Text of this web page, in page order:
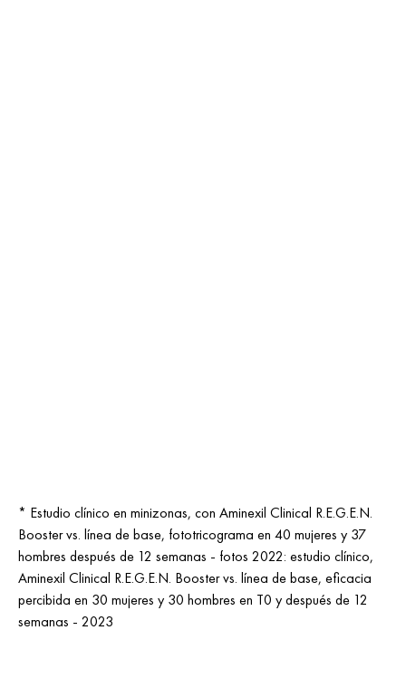
* Estudio clínico en minizonas, con Aminexil Clinical R.E.G.E.N.
Booster vs. línea de base, fototricograma en 40 mujeres y 37
hombres después de 12 semanas - fotos 2022: estudio clínico,
Aminexil Clinical R.E.G.E.N. Booster vs. línea de base, eficacia
percibida en 30 mujeres y 30 hombres en T0 y después de 12
semanas - 2023